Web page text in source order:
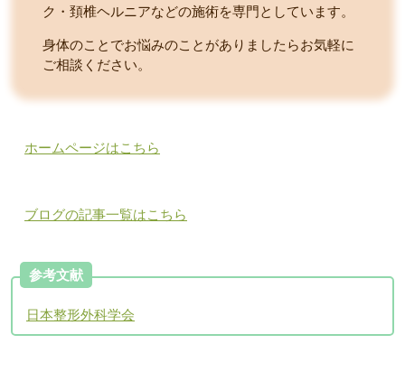
ク・頚椎ヘルニアなどの施術を専門としています。
身体のことでお悩みのことがありましたらお気軽に
ご相談ください。
ホームページはこちら
ブログの記事一覧はこちら
参考文献
日本整形外科学会